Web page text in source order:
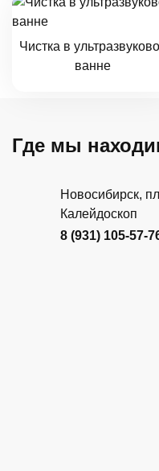
Чистка в
ванне
Где мы
Новосибирск,
Калейдоскоп
8 (931) 105-57-